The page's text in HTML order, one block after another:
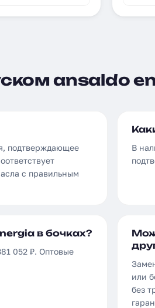
ansaldo
подтверждающее
с правильным
В
в бочках?
052 ₽. Оптовые
или
без